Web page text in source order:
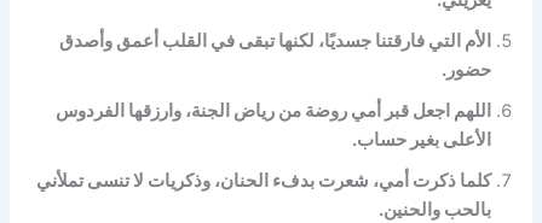
الأم التي فارقتنا جسديًا، لكنها تبقى في القلب أعمق وأصدق
حضور.
اللهم اجعل قبر أمي روضة من رياض الجنة، وارزقها الفردوس
الأعلى بغير حساب.
كلما ذكرت أمي، شعرت بدفء الحنان، وذكريات لا تنسى تملأني
بالحب والحنين.